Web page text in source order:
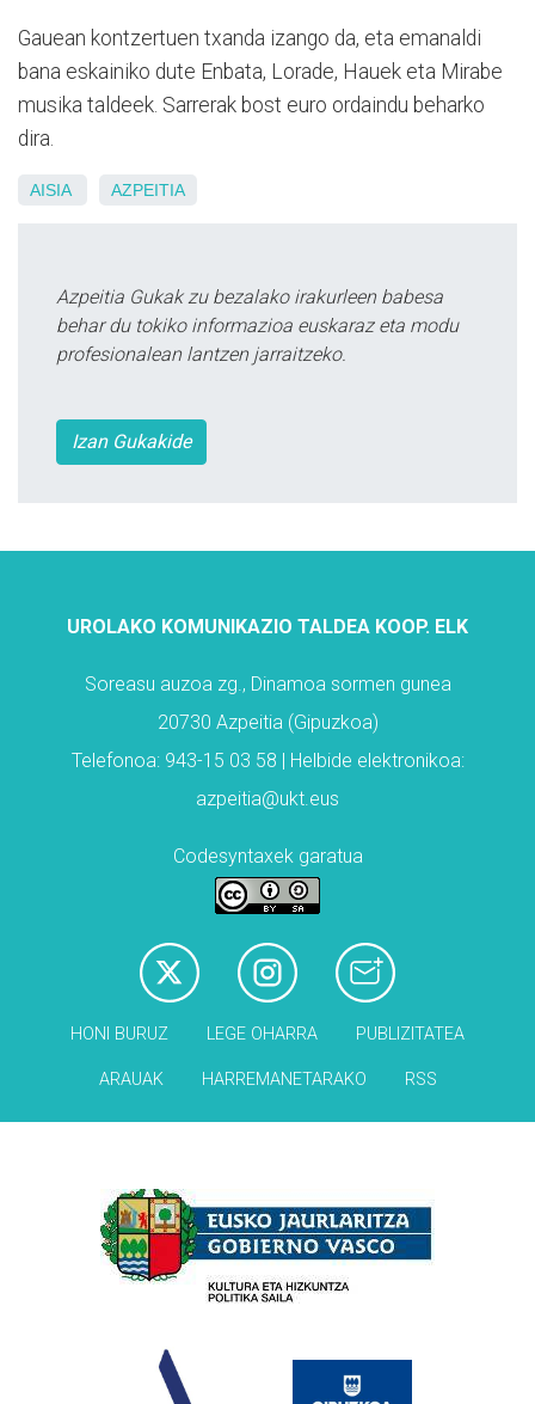
Gauean kontzertuen txanda izango da, eta emanaldi
bana eskainiko dute Enbata, Lorade, Hauek eta Mirabe
musika taldeek. Sarrerak bost euro ordaindu beharko
dira.
AISIA AZPEITIA
Azpeitia Gukak zu bezalako irakurleen babesa
behar du tokiko informazioa euskaraz eta modu
profesionalean lantzen jarraitzeko.
Izan Gukakide
UROLAKO KOMUNIKAZIO TALDEA KOOP. ELK
Soreasu auzoa zg., Dinamoa sormen gunea
20730 Azpeitia (Gipuzkoa)
Telefonoa: 943-15 03 58 | Helbide elektronikoa:
azpeitia@ukt.eus
Codesyntaxek garatua
HONI BURUZ LEGE OHARRA PUBLIZITATEA
ARAUAK HARREMANETARAKO RSS